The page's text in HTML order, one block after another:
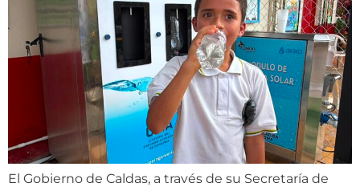
El Gobierno de Caldas, a través de su Secretaría de